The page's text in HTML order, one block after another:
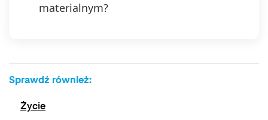
materialnym?
Sprawdź również:
Życie